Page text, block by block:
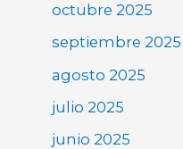
octubre 2025
septiembre 2025
agosto 2025
julio 2025
junio 2025